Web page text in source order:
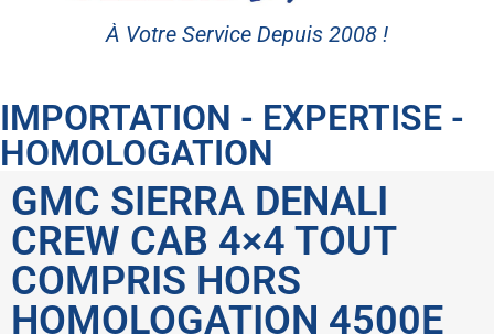
À Votre Service Depuis 2008 !
IMPORTATION - EXPERTISE -
HOMOLOGATION
GMC SIERRA DENALI
CREW CAB 4×4 TOUT
COMPRIS HORS
HOMOLOGATION 4500E